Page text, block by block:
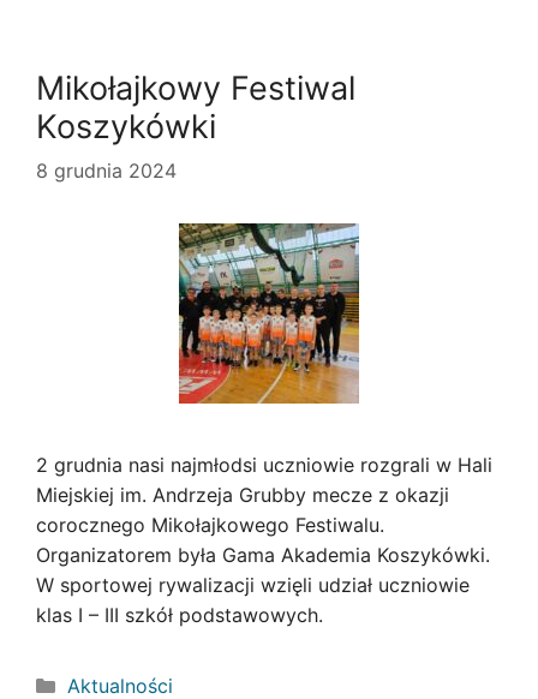
Mikołajkowy Festiwal
Koszykówki
8 grudnia 2024
2 grudnia nasi najmłodsi uczniowie rozgrali w Hali
Miejskiej im. Andrzeja Grubby mecze z okazji
corocznego Mikołajkowego Festiwalu.
Organizatorem była Gama Akademia Koszykówki.
W sportowej rywalizacji wzięli udział uczniowie
klas I – III szkół podstawowych.
Kategorie
Aktualności